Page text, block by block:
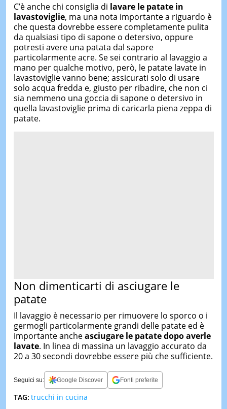
C’è anche chi consiglia di lavare le patate in
lavastoviglie, ma una nota importante a riguardo è
che questa dovrebbe essere completamente pulita
da qualsiasi tipo di sapone o detersivo, oppure
potresti avere una patata dal sapore
particolarmente acre. Se sei contrario al lavaggio a
mano per qualche motivo, però, le patate lavate in
lavastoviglie vanno bene; assicurati solo di usare
solo acqua fredda e, giusto per ribadire, che non ci
sia nemmeno una goccia di sapone o detersivo in
quella lavastoviglie prima di caricarla piena zeppa di
patate.
Non dimenticarti di asciugare le
patate
Il lavaggio è necessario per rimuovere lo sporco o i
germogli particolarmente grandi delle patate ed è
importante ancheasciugare le patate dopo averle
lavate. In linea di massina un lavaggio accurato da
20 a 30 secondi dovrebbe essere più che sufficiente.
Seguici su: Google Discover Fonti preferite
TAG: trucchi in cucina